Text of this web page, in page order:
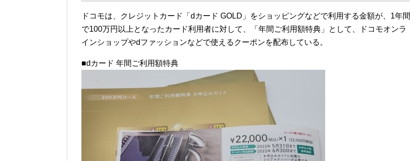
ドコモは、クレジットカード「dカード GOLD」をショッピングなどで利用する金額が、1年間
で100万円以上となったカード利用者に対して、「年間ご利用額特典」として、ドコモオンラ
インショップやdファッションなどで使えるクーポンを配布している。
■dカード 年間ご利用額特典